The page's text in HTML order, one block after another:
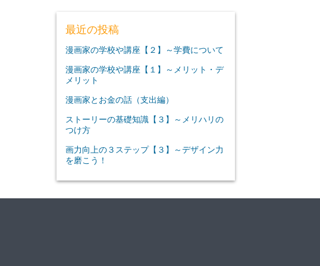
最近の投稿
漫画家の学校や講座【２】～学費について
漫画家の学校や講座【１】～メリット・デ
メリット
漫画家とお金の話（支出編）
ストーリーの基礎知識【３】～メリハリの
つけ方
画力向上の３ステップ【３】～デザイン力
を磨こう！